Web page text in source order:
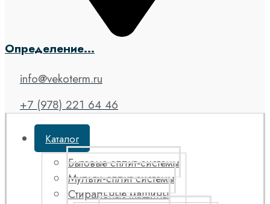
Определение...
info@vekoterm.ru
+7 (978) 221 64 46
Каталог
Бытовые сплит-системы
Мульти-сплит системы
Стиральные машины